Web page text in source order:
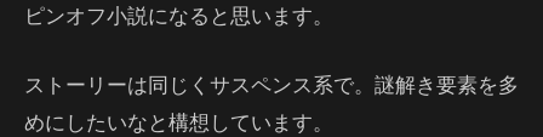
ピンオフ小説になると思います。
ストーリーは同じくサスペンス系で。謎解き要素を多
めにしたいなと構想しています。